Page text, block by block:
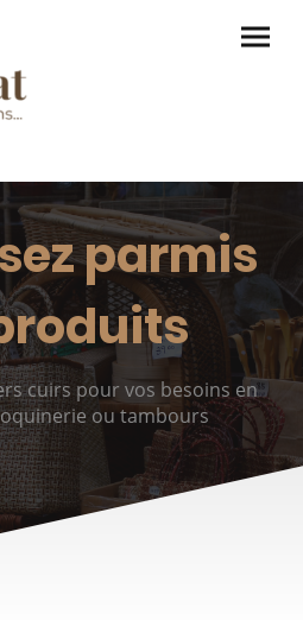
parmis
cuirs pour vos besoins en
ou tambours